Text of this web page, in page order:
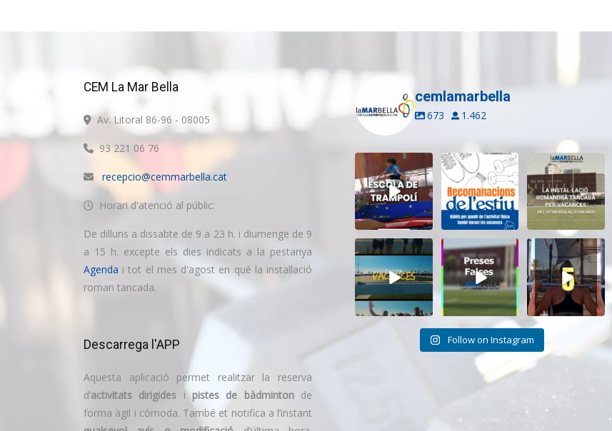
CEM La Mar Bella
Av. Litoral 86-96 - 08005
93 221 06 76
recepcio@cemmarbella.cat
Horari d'atenció al públic:
De dilluns a dissabte de 9 a 23 h. i diumenge de 9
a 15 h. excepte els dies indicats a la pestanya
Agenda i tot el mes d'agost en què la instal·lació
roman tancada.
Descarrega l'APP
Aquesta aplicació permet realitzar la reserva
d’activitats dirigides ipistes de bàdmintonde
forma àgil i còmoda. També et notifica a l’instant
cemlamarbella
673 1.462
Inscriu-te a
l’Escola de
Trampolí del
CEM...
9 0
Aquest estiu,
continua movent-
te i cuidant-te! ...
5 0
El CEM La Mar
Bella romandrà
tancat durant el
11 0
Tanquem una
nova temporada
al CEM La Mar
Bella....
27 1
Darrere de cada
vídeo... també hi
ha moments...
26 2
Cada sessió és
un pas més cap als
teus...
18 0
Follow on Instagram